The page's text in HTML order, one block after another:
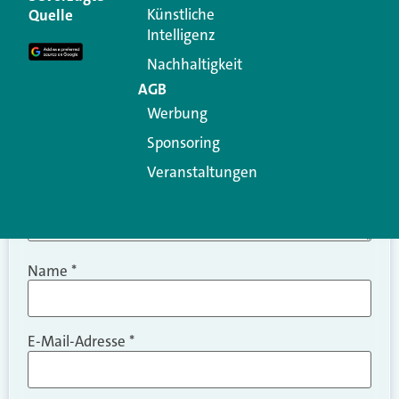
Erforderliche Felder sind mit
Kommentar
Name *
E-Mail-Adresse *
Quelle
Künstliche
Intelligenz
Nachhaltigkeit
AGB
Werbung
Sponsoring
Veranstaltungen